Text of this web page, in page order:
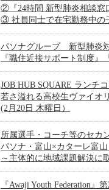
②『24時間 新型肺炎相談窓
③ 社員同士で在宅勤務中の
パソナグループ 新型肺炎
『職住近接サポート制度』
JOB HUB SQUARE ランチ
若さ溢れる高校生ヴァイオ
(2月20日 木曜日）
所属選手・コーチ等のセカ
パソナ・富山×カターレ富
～主体的に地域課題解決に
『Awaji Youth Federation』